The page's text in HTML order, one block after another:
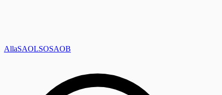
AllaSAOLSOSAOB